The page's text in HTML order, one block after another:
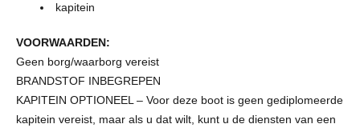
kapitein
VOORWAARDEN:
Geen borg/waarborg vereist
BRANDSTOF INBEGREPEN
KAPITEIN OPTIONEEL – Voor deze boot is geen gediplomeerde
kapitein vereist, maar als u dat wilt, kunt u de diensten van een